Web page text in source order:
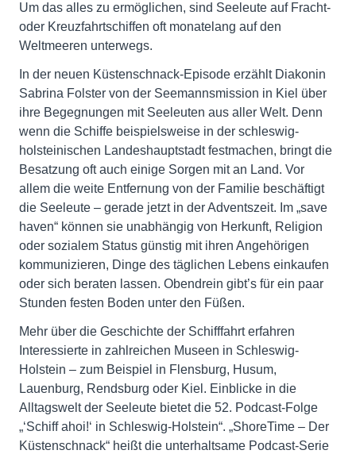
Um das alles zu ermöglichen, sind Seeleute auf Fracht-
oder Kreuzfahrtschiffen oft monatelang auf den
Weltmeeren unterwegs.
In der neuen Küstenschnack-Episode erzählt Diakonin
Sabrina Folster von der Seemannsmission in Kiel über
ihre Begegnungen mit Seeleuten aus aller Welt. Denn
wenn die Schiffe beispielsweise in der schleswig-
holsteinischen Landeshauptstadt festmachen, bringt die
Besatzung oft auch einige Sorgen mit an Land. Vor
allem die weite Entfernung von der Familie beschäftigt
die Seeleute – gerade jetzt in der Adventszeit. Im „save
haven“ können sie unabhängig von Herkunft, Religion
oder sozialem Status günstig mit ihren Angehörigen
kommunizieren, Dinge des täglichen Lebens einkaufen
oder sich beraten lassen. Obendrein gibt’s für ein paar
Stunden festen Boden unter den Füßen.
Mehr über die Geschichte der Schifffahrt erfahren
Interessierte in zahlreichen Museen in Schleswig-
Holstein – zum Beispiel in Flensburg, Husum,
Lauenburg, Rendsburg oder Kiel. Einblicke in die
Alltagswelt der Seeleute bietet die 52. Podcast-Folge
„‘Schiff ahoi!‘ in Schleswig-Holstein“. „ShoreTime – Der
Küstenschnack“ heißt die unterhaltsame Podcast-Serie